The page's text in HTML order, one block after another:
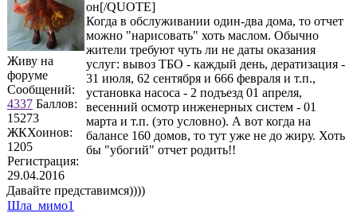
Живу на
форуме
Сообщений:
4337 Баллов:
15273
ЖКХоинов:
1205
Регистрация:
29.04.2016
он[/QUOTE]
Когда в обслуживании один-два дома, то отчет
можно "нарисовать" хоть маслом. Обычно
жители требуют чуть ли не даты оказания
услуг: вывоз ТБО - каждый день, дератизация -
31 июля, 62 сентября и 666 февраля и т.п.,
установка насоса - 2 подъезд 01 апреля,
весенний осмотр инженерных систем - 01
марта и т.п. (это условно). А вот когда на
балансе 160 домов, то тут уже не до жиру. Хоть
бы "убогий" отчет родить!!
Давайте представимся))))
Шла_мимо1